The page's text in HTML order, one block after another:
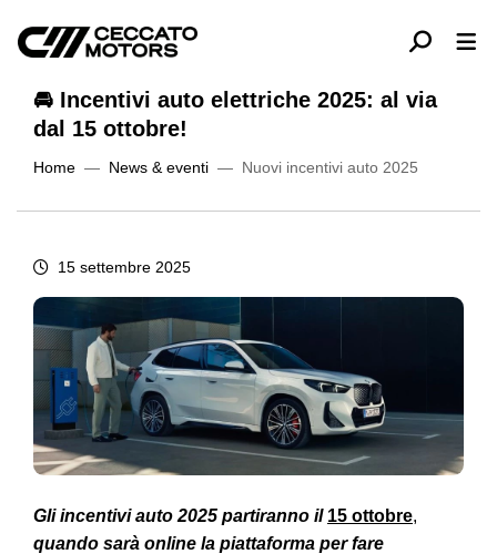
🚘 Incentivi auto elettriche 2025: al via
dal 15 ottobre!
Home News & eventi Nuovi incentivi auto 2025
15 settembre 2025
Gli incentivi auto 2025 partiranno il 15 ottobre,
quando sarà online la piattaforma per fare